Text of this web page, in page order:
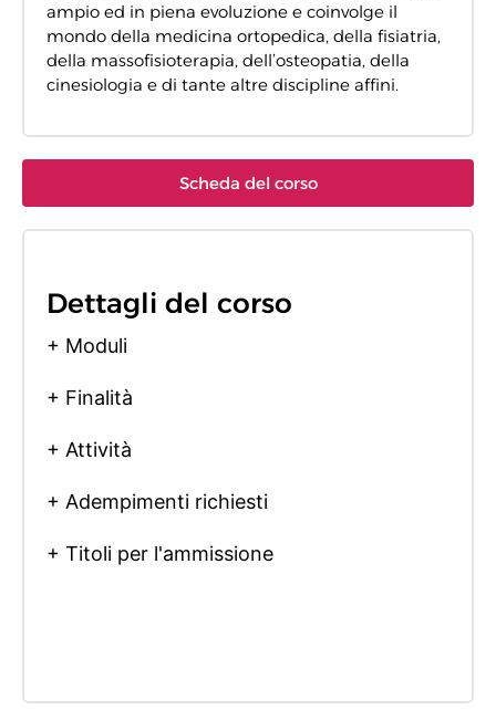
ampio ed in piena evoluzione e coinvolge il
mondo della medicina ortopedica, della fisiatria,
della massofisioterapia, dell’osteopatia, della
cinesiologia e di tante altre discipline affini.
Scheda del corso
Dettagli del corso
+ Moduli
+ Finalità
+ Attività
+ Adempimenti richiesti
+ Titoli per l'ammissione